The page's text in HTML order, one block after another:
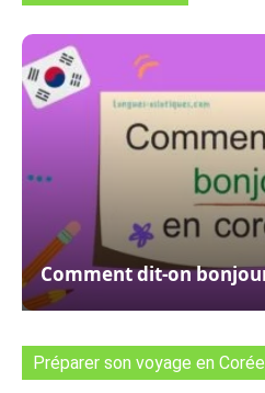
Comment dit-on
Préparer son voyage en